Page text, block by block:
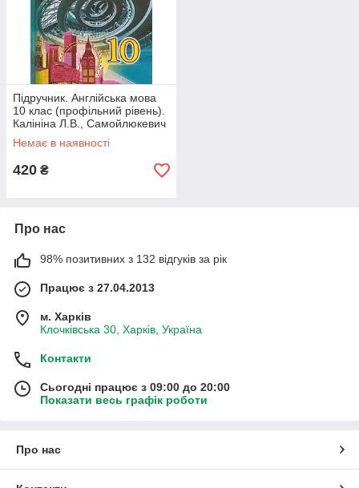
Підручник. Англійська мова
10 клас (профільний рівень).
Калініна Л.В., Самойлюкевич
І.В.
Немає в наявності
420 ₴
Про нас
98% позитивних з 132 відгуків за рік
Працює з 27.04.2013
м. Харків
Клочківська 30, Харків, Україна
Контакти
Сьогодні працює з 09:00 до 20:00
Показати весь графік роботи
Про нас